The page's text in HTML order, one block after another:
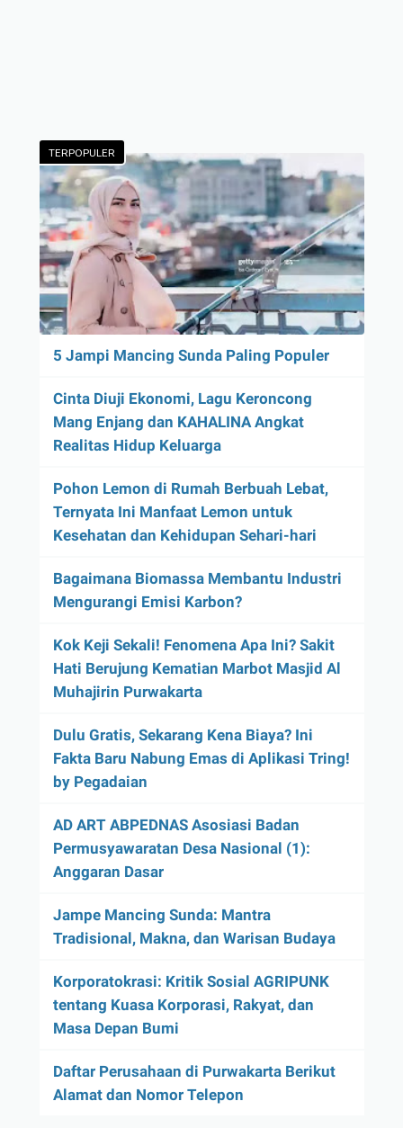
TERPOPULER
5 Jampi Mancing Sunda Paling Populer
Cinta Diuji Ekonomi, Lagu Keroncong
Mang Enjang dan KAHALINA Angkat
Realitas Hidup Keluarga
Pohon Lemon di Rumah Berbuah Lebat,
Ternyata Ini Manfaat Lemon untuk
Kesehatan dan Kehidupan Sehari-hari
Bagaimana Biomassa Membantu Industri
Mengurangi Emisi Karbon?
Kok Keji Sekali! Fenomena Apa Ini? Sakit
Hati Berujung Kematian Marbot Masjid Al
Muhajirin Purwakarta
Dulu Gratis, Sekarang Kena Biaya? Ini
Fakta Baru Nabung Emas di Aplikasi Tring!
by Pegadaian
AD ART ABPEDNAS Asosiasi Badan
Permusyawaratan Desa Nasional (1):
Anggaran Dasar
Jampe Mancing Sunda: Mantra
Tradisional, Makna, dan Warisan Budaya
Korporatokrasi: Kritik Sosial AGRIPUNK
tentang Kuasa Korporasi, Rakyat, dan
Masa Depan Bumi
Daftar Perusahaan di Purwakarta Berikut
Alamat dan Nomor Telepon